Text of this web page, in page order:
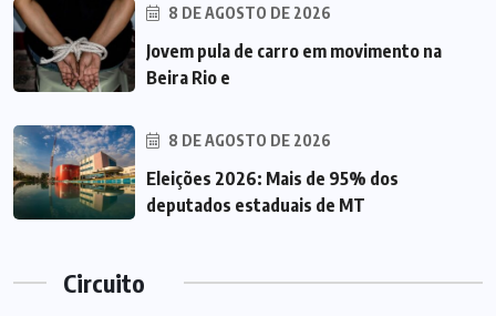
8 DE AGOSTO DE 2026
Jovem pula de carro em movimento na
Beira Rio e
8 DE AGOSTO DE 2026
Eleições 2026: Mais de 95% dos
deputados estaduais de MT
Circuito